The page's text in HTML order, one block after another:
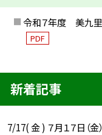
令和７年度 美九
PDF
新着記事
7/17( 金 ) ７月１７日（